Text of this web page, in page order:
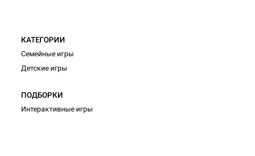
КАТЕГОРИИ
Семейные игры
Детские игры
ПОДБОРКИ
Интерактивные игры